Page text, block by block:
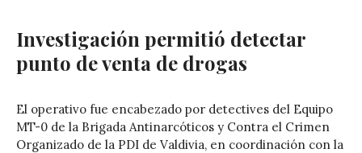
Investigación permitió detectar
punto de venta de drogas
El operativo fue encabezado por detectives del Equipo
MT-0 de la Brigada Antinarcóticos y Contra el Crimen
Organizado de la PDI de Valdivia, en coordinación con la